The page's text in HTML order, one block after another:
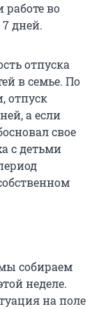
во
дней.
отпуска
в семье. По
отпуск
а если
свое
с детьми
собираем
неделе.
на поле